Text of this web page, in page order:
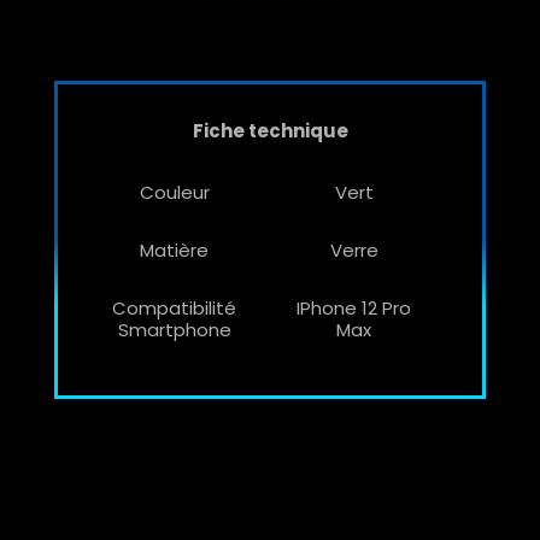
Fiche technique
Couleur Vert
Matière Verre
Compatibilité
Smartphone
IPhone 12 Pro
Max